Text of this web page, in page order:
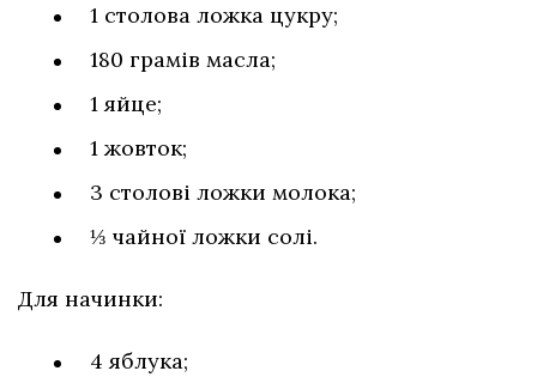
1 столова ложка цукру;
180 грамів масла;
1 яйце;
1 жовток;
3 столові ложки молока;
⅓ чайної ложки солі.
Для начинки:
4 яблука;